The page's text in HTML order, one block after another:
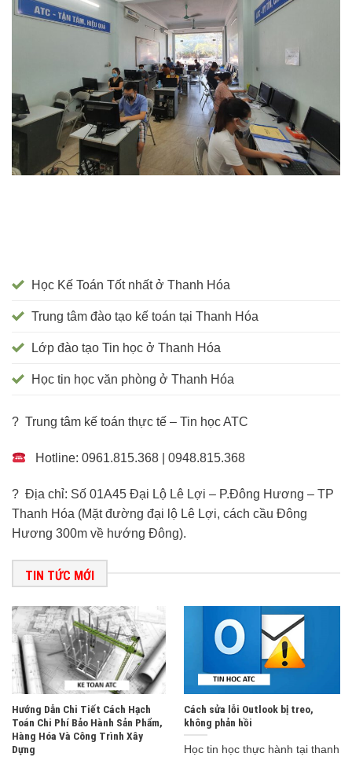
Học Kế Toán Tốt nhất ở Thanh Hóa
Trung tâm đào tạo kế toán tại Thanh Hóa
Lớp đào tạo Tin học ở Thanh Hóa
Học tin học văn phòng ở Thanh Hóa
? Trung tâm kế toán thực tế – Tin học ATC
Hotline: 0961.815.368 | 0948.815.368
? Địa chỉ: Số 01A45 Đại Lộ Lê Lợi – P.Đông Hương – TP
Thanh Hóa (Mặt đường đại lộ Lê Lợi, cách cầu Đông
Hương 300m về hướng Đông).
TIN TỨC MỚI
Hướng Dẫn Chi Tiết Cách Hạch
Toán Chi Phí Bảo Hành Sản Phẩm,
Hàng Hóa Và Công Trình Xây
Dựng
Cách sửa lỗi Outlook bị treo,
không phản hồi
Học tin học thực hành tại thanh